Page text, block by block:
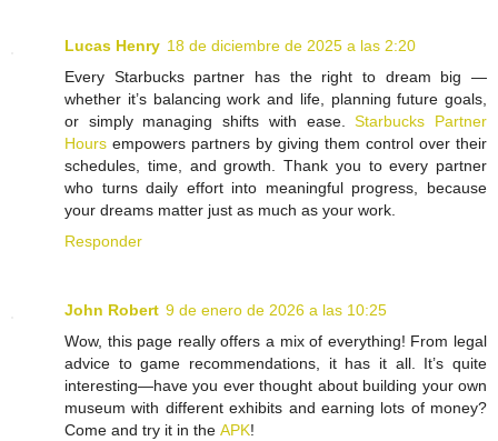
Lucas Henry 18 de diciembre de 2025 a las 2:20
Every Starbucks partner has the right to dream big —
whether it’s balancing work and life, planning future goals,
or simply managing shifts with ease.Starbucks Partner
Hours empowers partners by giving them control over their
schedules, time, and growth. Thank you to every partner
who turns daily effort into meaningful progress, because
your dreams matter just as much as your work.
Responder
John Robert 9 de enero de 2026 a las 10:25
Wow, this page really offers a mix of everything! From legal
advice to game recommendations, it has it all. It’s quite
interesting—have you ever thought about building your own
museum with different exhibits and earning lots of money?
Come and try it in the APK!